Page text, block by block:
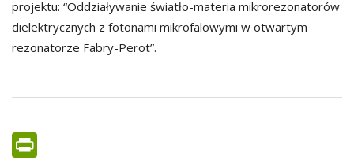
projektu: “Oddziaływanie światło-materia mikrorezonatorów
dielektrycznych z fotonami mikrofalowymi w otwartym
rezonatorze Fabry-Perot”.